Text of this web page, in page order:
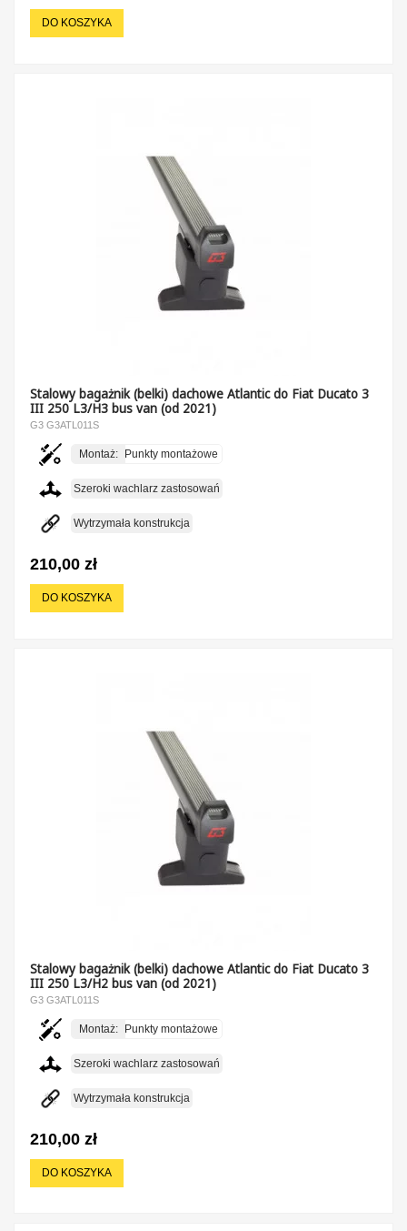
DO KOSZYKA
Stalowy bagażnik (belki) dachowe Atlantic do Fiat Ducato 3
III 250 L3/H3 bus van (od 2021)
G3 G3ATL011S
Montaż: Punkty montażowe
Szeroki wachlarz zastosowań
Wytrzymała konstrukcja
210,00 zł
DO KOSZYKA
Stalowy bagażnik (belki) dachowe Atlantic do Fiat Ducato 3
III 250 L3/H2 bus van (od 2021)
G3 G3ATL011S
Montaż: Punkty montażowe
Szeroki wachlarz zastosowań
Wytrzymała konstrukcja
210,00 zł
DO KOSZYKA